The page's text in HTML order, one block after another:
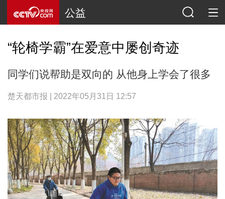
公益
“轮椅学霸”在爱意中屡创奇迹
同学们说帮助是双向的 从他身上学会了很多
楚天都市报 | 2022年05月31日 12:57